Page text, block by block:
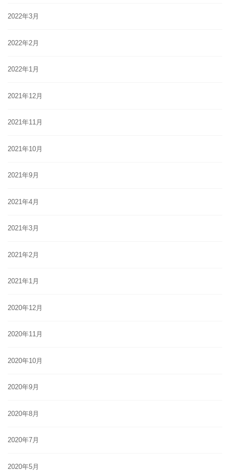
2022年3月
2022年2月
2022年1月
2021年12月
2021年11月
2021年10月
2021年9月
2021年4月
2021年3月
2021年2月
2021年1月
2020年12月
2020年11月
2020年10月
2020年9月
2020年8月
2020年7月
2020年5月